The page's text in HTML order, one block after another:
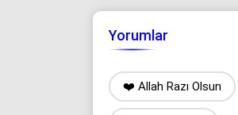
Yorumlar
❤️ Allah Razı Olsun